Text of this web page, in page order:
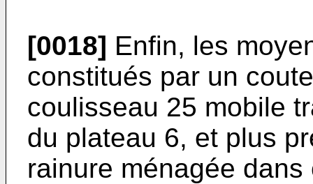
[0018] Enfin, les
constitués par un
coulisseau 25 mobile
du plateau 6, et plus
rainure ménagée dans